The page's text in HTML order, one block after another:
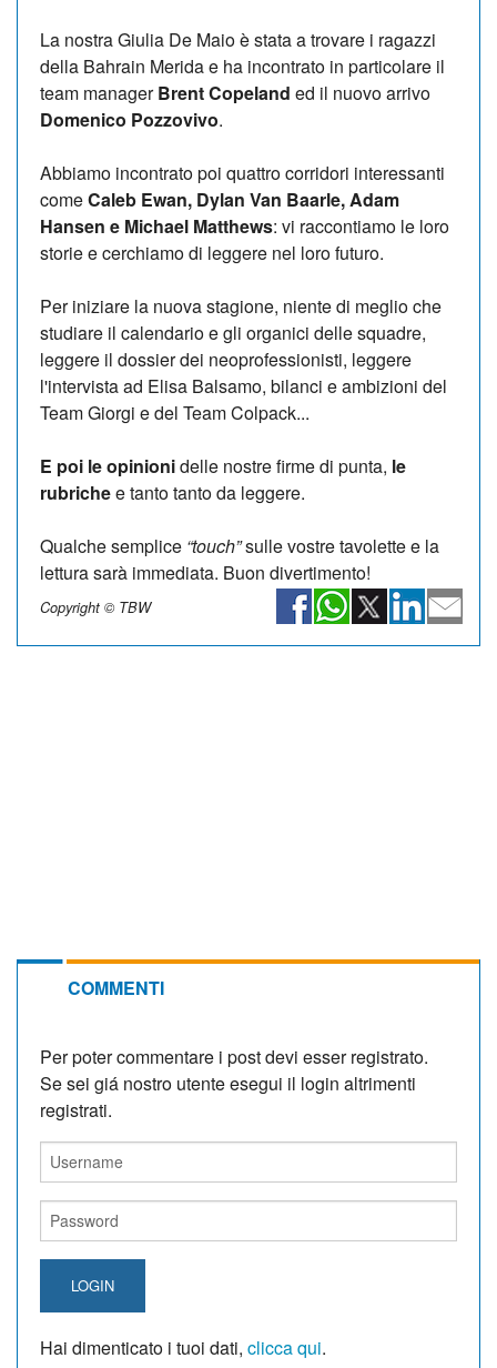
La nostra Giulia De Maio è stata a trovare i ragazzi
della Bahrain Merida e ha incontrato in particolare il
team managerBrent Copeland ed il nuovo arrivo
Domenico Pozzovivo.
Abbiamo incontrato poi quattro corridori interessanti
comeCaleb Ewan, Dylan Van Baarle, Adam
Hansen e Michael Matthews: vi raccontiamo le loro
storie e cerchiamo di leggere nel loro futuro.
Per iniziare la nuova stagione, niente di meglio che
studiare il calendario e gli organici delle squadre,
leggere il dossier dei neoprofessionisti, leggere
l'intervista ad Elisa Balsamo, bilanci e ambizioni del
Team Giorgi e del Team Colpack...
E poi le opinionidelle nostre firme di punta, le
rubrichee tanto tanto da leggere.
Qualche semplice “touch”sulle vostre tavolette e la
lettura sarà immediata. Buon divertimento!
Copyright © TBW
COMMENTI
Per poter commentare i post devi esser registrato.
Se sei giá nostro utente esegui il login altrimenti
registrati.
LOGIN
Hai dimenticato i tuoi dati, clicca qui.